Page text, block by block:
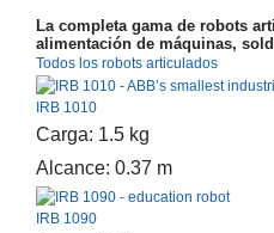
La completa gama de robots
alimentación de máquinas,
Todos los robots articulados
IRB 1010
Carga: 1.5 kg
Alcance: 0.37 m
IRB 1090